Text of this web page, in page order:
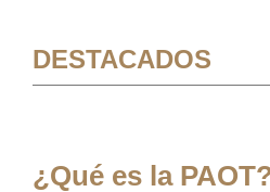
DESTACADOS
¿Qué es la